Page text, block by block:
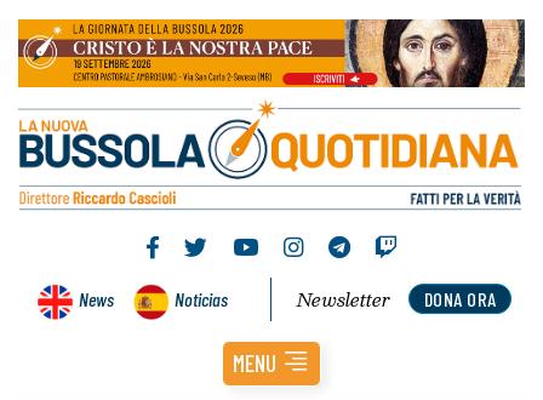
News Noticias DONA ORA
Newsletter
MENU